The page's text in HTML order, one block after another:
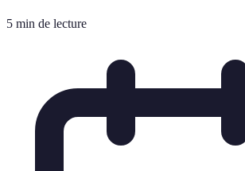
5 min de lecture